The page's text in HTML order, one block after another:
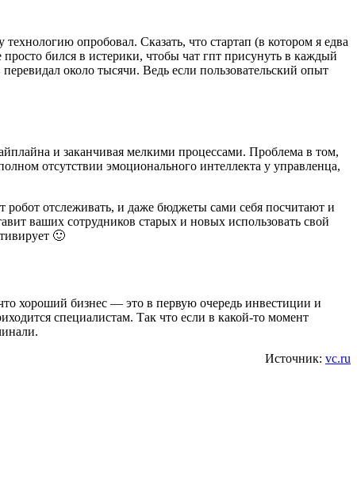
опробовал. Сказать, что стартап (в котором я едва
бился в истерики, чтобы чат гпт присунуть в каждый
около тысячи. Ведь если пользовательский опыт
и заканчивая мелкими процессами. Проблема в том,
отсутствии эмоционального интеллекта у управленца,
робот отслеживать, и даже бюджеты сами себя посчитают и
ваших сотрудников старых и новых использовать свой
🙂
хороший бизнес — это в первую очередь инвестиции и
специалистам. Так что если в какой-то момент
Источник: vc.ru